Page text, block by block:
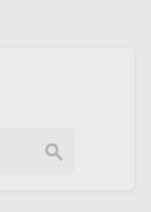
search